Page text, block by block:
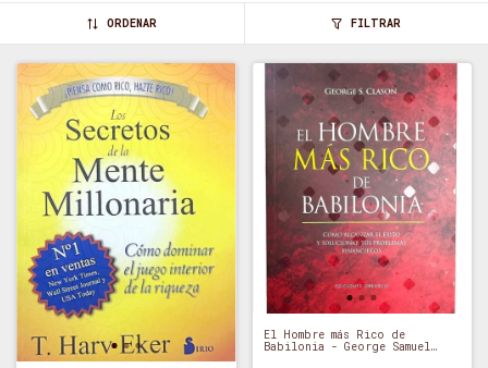
ORDENAR FILTRAR
El Hombre más Rico de
Babilonia - George Samuel